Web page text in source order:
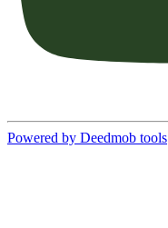
Powered by Deedmob tools